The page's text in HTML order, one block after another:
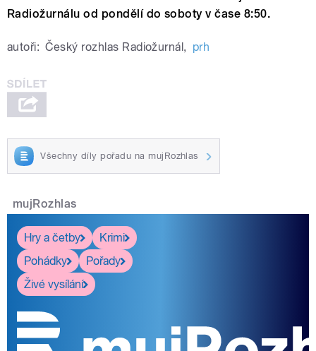
Radiožurnálu od pondělí do soboty v čase 8:50.
autoři: Český rozhlas Radiožurnál , prh
Všechny díly pořadu na mujRozhlas
mujRozhlas
Hry a četby
Krimi
Pohádky
Pořady
Živé vysílání